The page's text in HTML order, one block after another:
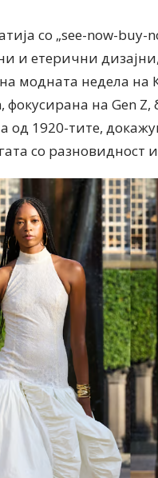
со „see-now-buy-
и етерични
модната недела на
на Gen Z,
од 1920-тите,
со разновидност